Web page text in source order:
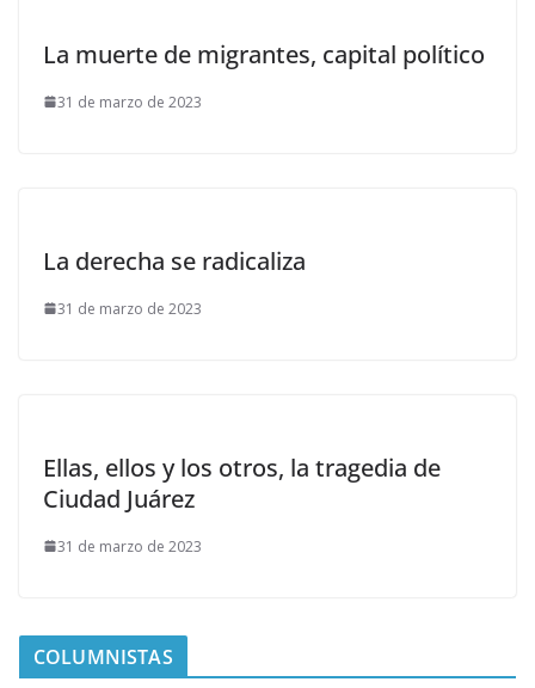
La muerte de migrantes, capital político
31 de marzo de 2023
La derecha se radicaliza
31 de marzo de 2023
Ellas, ellos y los otros, la tragedia de
Ciudad Juárez
31 de marzo de 2023
COLUMNISTAS